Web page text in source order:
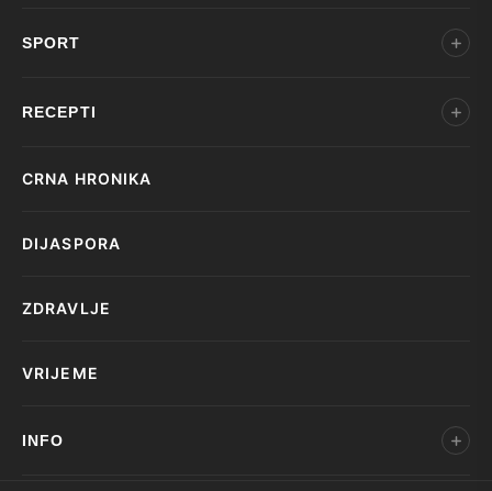
SPORT
RECEPTI
CRNA HRONIKA
DIJASPORA
ZDRAVLJE
VRIJEME
INFO